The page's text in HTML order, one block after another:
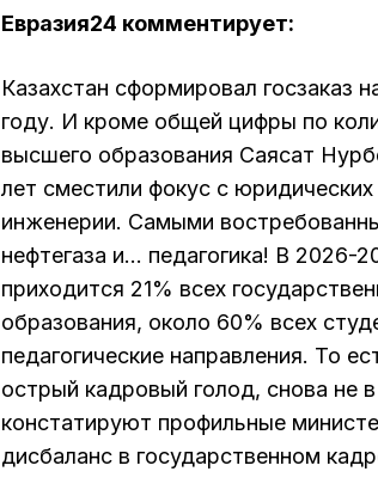
Евразия24 комментирует:
Казахстан сформировал госзаказ
году. И кроме общей цифры по
высшего образования Саясат
лет сместили фокус с
инженерии. Самыми
нефтегаза и… педагогика! В 2026-
приходится 21% всех
образования, около 60% всех
педагогические направления. То
острый кадровый голод, снова не
констатируют профильные
дисбаланс в государственном